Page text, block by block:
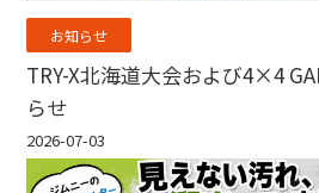
お知らせ
TRY-X北海道大会および4×4
らせ
2026-07-03